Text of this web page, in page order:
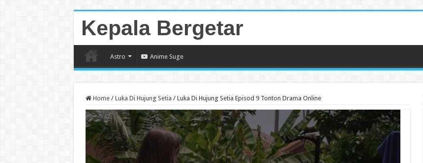
Kepala Bergetar
Astro Anime Suge
Home / Luka Di Hujung Setia / Luka Di Hujung Setia Episod 9 Tonton Drama Online